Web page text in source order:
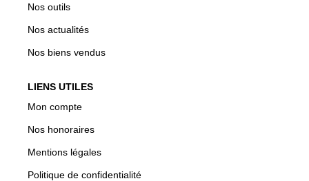
Nos outils
Nos actualités
Nos biens vendus
LIENS UTILES
Mon compte
Nos honoraires
Mentions légales
Politique de confidentialité